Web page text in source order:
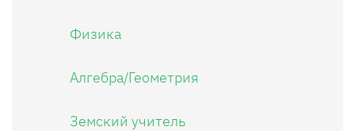
Физика
Алгебра/Геометрия
Земский учитель